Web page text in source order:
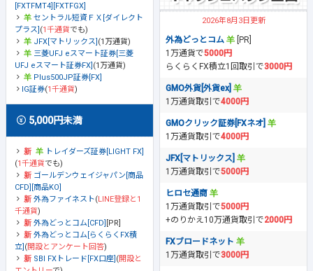
[FXTFMT4][FXTFGX]
セントラル短資ＦＸ[ダイレクト
プラス] (1千通貨でも)
JFX[マトリックス] (1万通貨)
三菱UFJ eスマート証券[三菱
UFJ eスマート証券FX] (1万通貨)
Plus500JP証券[FX]
IG証券(1千通貨)
5,000円未満
トレイダーズ証券[LIGHT FX]
(1千通貨でも)
ゴールデンウェイジャパン[商品
CFD][商品KO]
外為ファイネスト(LINE登録と1
千通貨)
外為どっとコム[CFD] [PR]
外為どっとコム[らくらくFX積
立] (開設とアンケート回答)
SBI FXトレード[FX口座] (開設と
2026年8月3日更新
外為どっとコム
[PR]
1万通貨で5000円
らくらくFX積立1回取引で3000円
GMO外貨[外貨ex]
1万通貨取引で4000円
GMOクリック証券[FXネオ]
1万通貨取引で4000円
JFX[マトリックス]
1万通貨取引で5000円
ヒロセ通商
1万通貨取引で5000円
+のりかえ10万通貨取引で2000円
FXブロードネット
1万通貨取引で3000円